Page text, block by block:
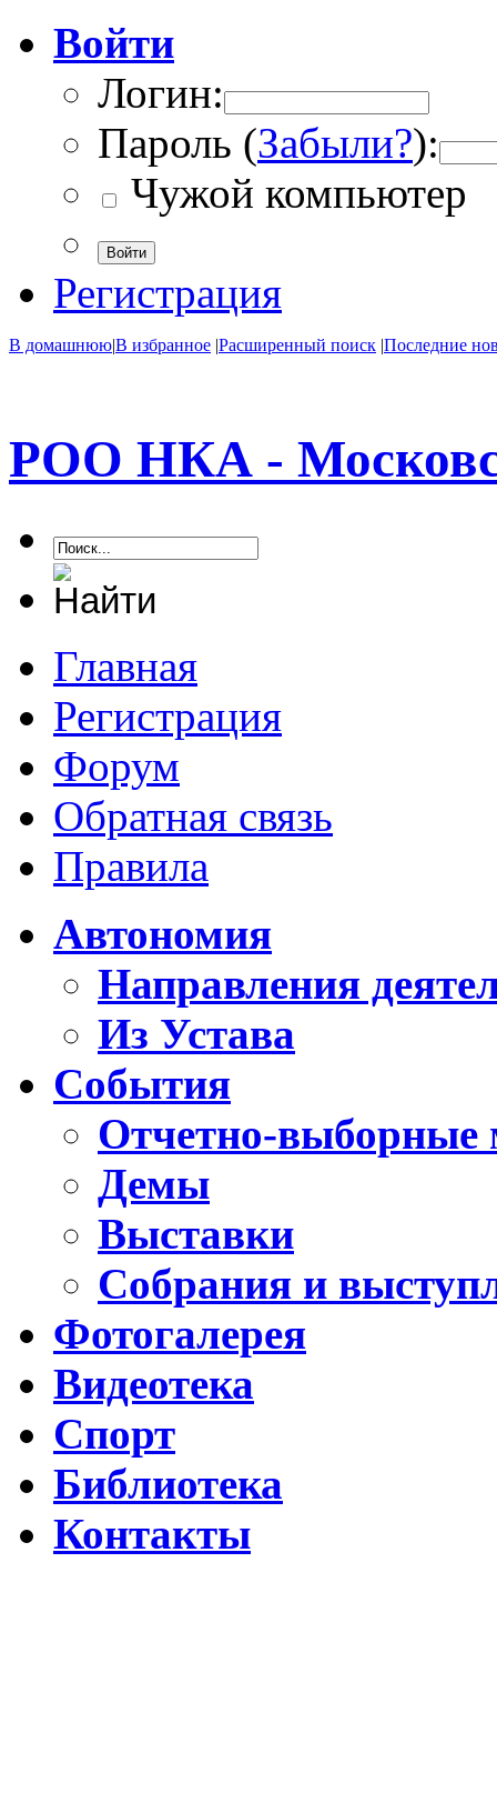
Войти
Логин:
Пароль (Забыли?):
Чужой компьютер
Войти
Регистрация
В домашнюю|В избранное |Расширенный поиск |Последние
РОО НКА -
Главная
Регистрация
Форум
Обратная связь
Правила
Автономия
Направления
Из Устава
События
Отчетно-выборные
Демы
Выставки
Собрания и
Фотогалерея
Видеотека
Спорт
Библиотека
Контакты